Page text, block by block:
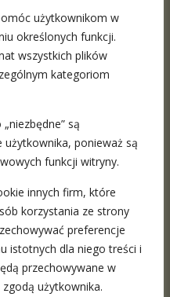
użytkownikom w
określonych funkcji.
wszystkich plików
kategoriom
są
ponieważ są
funkcji witryny.
innych firm, które
korzystania ze strony
preferencje
istotnych dla niego treści i
przechowywane w
użytkownika.
is a place where you can
the full range. We provide
Katowice as well as the